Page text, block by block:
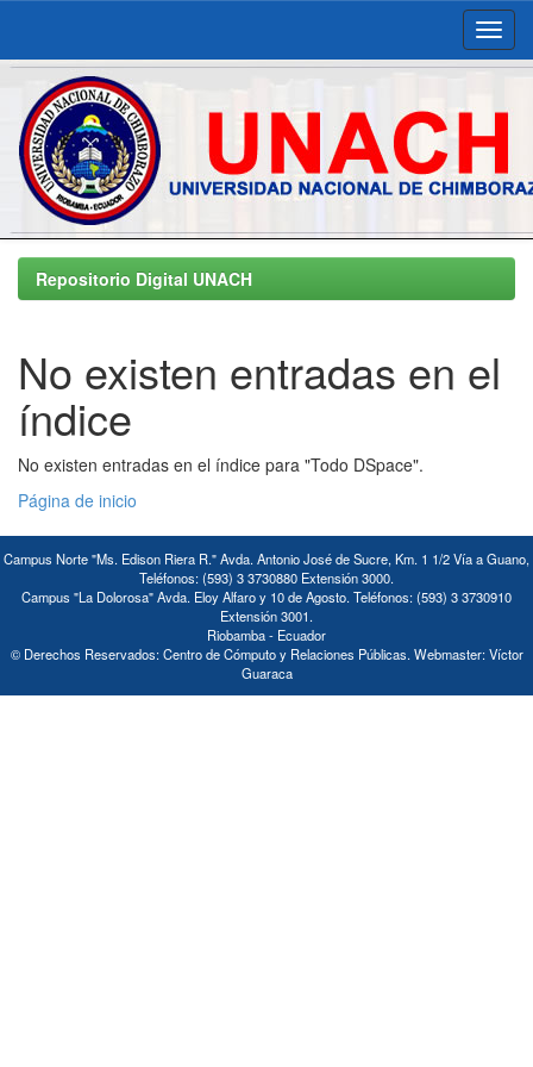
Skip
navigationRepositorio Digital UNACH
No existen entradas en el
índice
No existen entradas en el índice para "Todo DSpace".
Página de inicio
Campus Norte "Ms. Edison Riera R." Avda. Antonio José de Sucre, Km. 1 1/2 Vía a Guano,
Teléfonos: (593) 3 3730880 Extensión 3000.
Campus "La Dolorosa" Avda. Eloy Alfaro y 10 de Agosto. Teléfonos: (593) 3 3730910
Extensión 3001.
Riobamba - Ecuador
© Derechos Reservados: Centro de Cómputo y Relaciones Públicas. Webmaster: Víctor
Guaraca